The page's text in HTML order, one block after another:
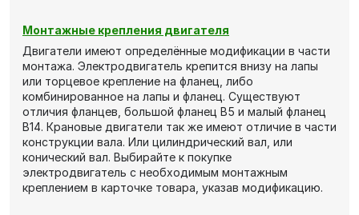
Монтажные крепления двигателя
Двигатели имеют определённые модификации в части
монтажа. Электродвигатель крепится внизу на лапы
или торцевое крепление на фланец, либо
комбинированное на лапы и фланец. Существуют
отличия фланцев, большой фланец В5 и малый фланец
В14. Крановые двигатели так же имеют отличие в части
конструкции вала. Или цилиндрический вал, или
конический вал. Выбирайте к покупке
электродвигатель с необходимым монтажным
креплением в карточке товара, указав модификацию.